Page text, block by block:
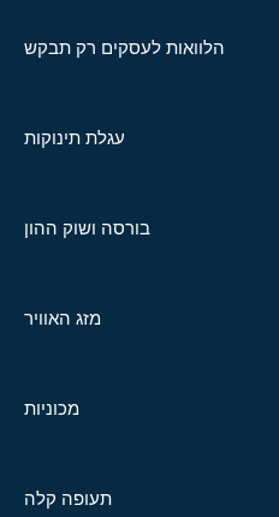
הלוואות לעסקים רק תבקש
עגלת תינוקות
בורסה ושוק ההון
מזג האוויר
מכוניות
תעופה קלה